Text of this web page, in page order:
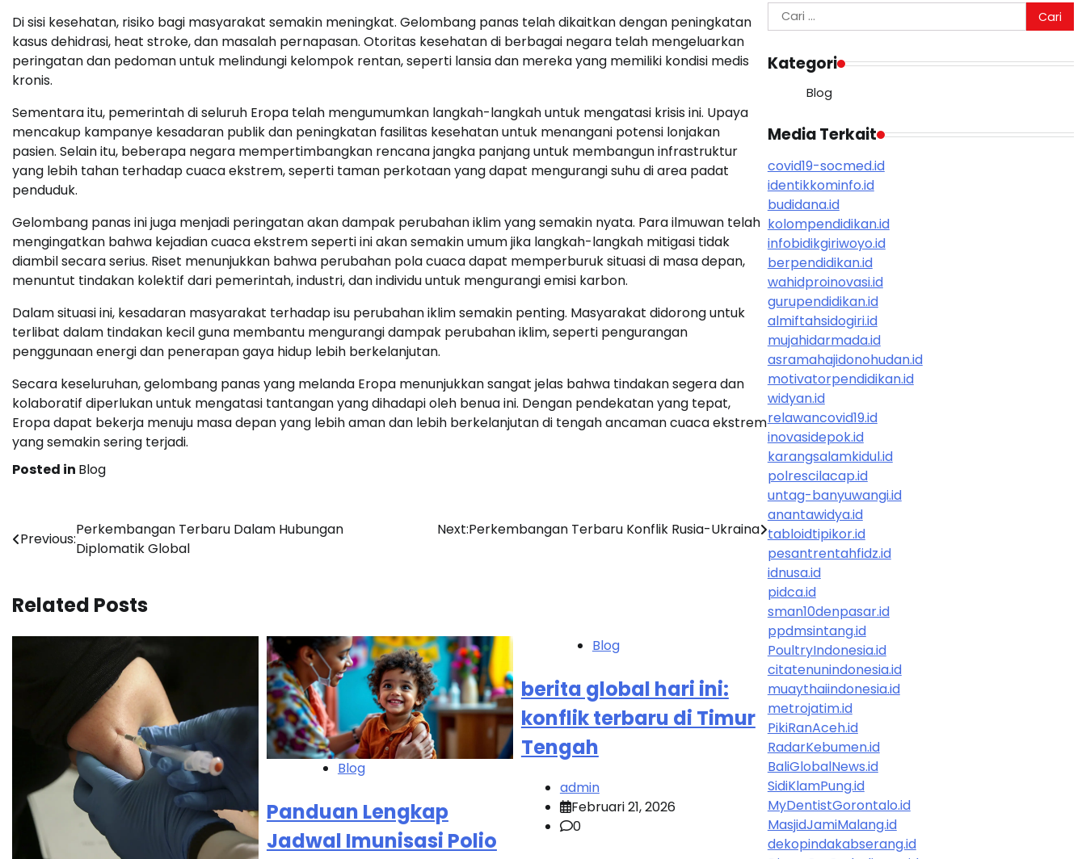
Di sisi kesehatan, risiko bagi masyarakat semakin meningkat. Gelombang panas telah dikaitkan dengan peningkatan
kasus dehidrasi, heat stroke, dan masalah pernapasan. Otoritas kesehatan di berbagai negara telah mengeluarkan
peringatan dan pedoman untuk melindungi kelompok rentan, seperti lansia dan mereka yang memiliki kondisi medis
kronis.
Sementara itu, pemerintah di seluruh Eropa telah mengumumkan langkah-langkah untuk mengatasi krisis ini. Upaya
mencakup kampanye kesadaran publik dan peningkatan fasilitas kesehatan untuk menangani potensi lonjakan
pasien. Selain itu, beberapa negara mempertimbangkan rencana jangka panjang untuk membangun infrastruktur
yang lebih tahan terhadap cuaca ekstrem, seperti taman perkotaan yang dapat mengurangi suhu di area padat
penduduk.
Gelombang panas ini juga menjadi peringatan akan dampak perubahan iklim yang semakin nyata. Para ilmuwan telah
mengingatkan bahwa kejadian cuaca ekstrem seperti ini akan semakin umum jika langkah-langkah mitigasi tidak
diambil secara serius. Riset menunjukkan bahwa perubahan pola cuaca dapat memperburuk situasi di masa depan,
menuntut tindakan kolektif dari pemerintah, industri, dan individu untuk mengurangi emisi karbon.
Dalam situasi ini, kesadaran masyarakat terhadap isu perubahan iklim semakin penting. Masyarakat didorong untuk
terlibat dalam tindakan kecil guna membantu mengurangi dampak perubahan iklim, seperti pengurangan
penggunaan energi dan penerapan gaya hidup lebih berkelanjutan.
Secara keseluruhan, gelombang panas yang melanda Eropa menunjukkan sangat jelas bahwa tindakan segera dan
kolaboratif diperlukan untuk mengatasi tantangan yang dihadapi oleh benua ini. Dengan pendekatan yang tepat,
Eropa dapat bekerja menuju masa depan yang lebih aman dan lebih berkelanjutan di tengah ancaman cuaca ekstrem
yang semakin sering terjadi.
Posted in Blog
Navigasi
Previous:
Perkembangan Terbaru Dalam Hubungan
Diplomatik Global
Next:Perkembangan Terbaru Konflik Rusia-Ukraina
Related Posts
Blog
Panduan Lengkap
Jadwal Imunisasi Polio
Blog
berita global hari ini:
konflik terbaru di Timur
Tengah
admin
Februari 21, 2026
0
Cari
untuk:
Kategori
Blog
Media Terkait
covid19-socmed.id
identikkominfo.id
budidana.id
kolompendidikan.id
infobidikgiriwoyo.id
berpendidikan.id
wahidproinovasi.id
gurupendidikan.id
almiftahsidogiri.id
mujahidarmada.id
asramahajidonohudan.id
motivatorpendidikan.id
widyan.id
relawancovid19.id
inovasidepok.id
karangsalamkidul.id
polrescilacap.id
untag-banyuwangi.id
anantawidya.id
tabloidtipikor.id
pesantrentahfidz.id
idnusa.id
pidca.id
sman10denpasar.id
ppdmsintang.id
PoultryIndonesia.id
citatenunindonesia.id
muaythaiindonesia.id
metrojatim.id
PikiRanAceh.id
RadarKebumen.id
BaliGlobalNews.id
SidiKlamPung.id
MyDentistGorontalo.id
MasjidJamiMalang.id
dekopindakabserang.id